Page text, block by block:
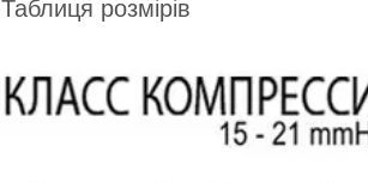
Таблиця розмірів